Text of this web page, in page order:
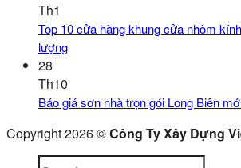
Th1
Top 10 cửa hàng khung cửa nhôm
lượng
28
Th10
Báo giá sơn nhà trọn gói Long Biên
Copyright 2026 ©Công Ty Xây Dựng